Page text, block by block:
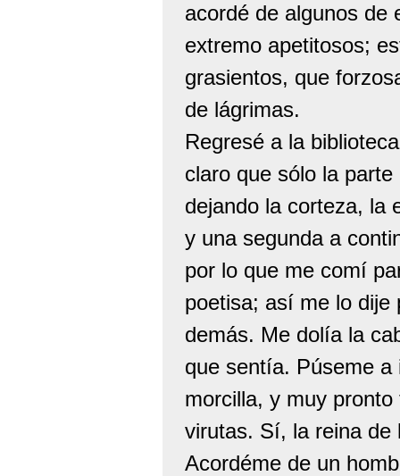
acordé de algunos de
extremo apetitosos;
grasientos, que
de lágrimas.
Regresé a la
claro que sólo la
dejando la corteza, la
y una segunda a
por lo que me comí
poetisa; así me lo dije
demás. Me dolía la
que sentía. Púseme a
morcilla, y muy
virutas. Sí, la reina de
Acordéme de un